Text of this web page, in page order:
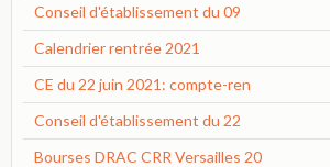
Conseil d'établissement du 09
Calendrier rentrée 2021
CE du 22 juin 2021: compte-ren
Conseil d'établissement du 22
Bourses DRAC CRR Versailles 20